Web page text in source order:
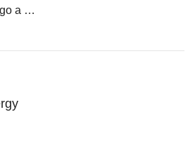
Como saber se pago a mais na conta de energia?